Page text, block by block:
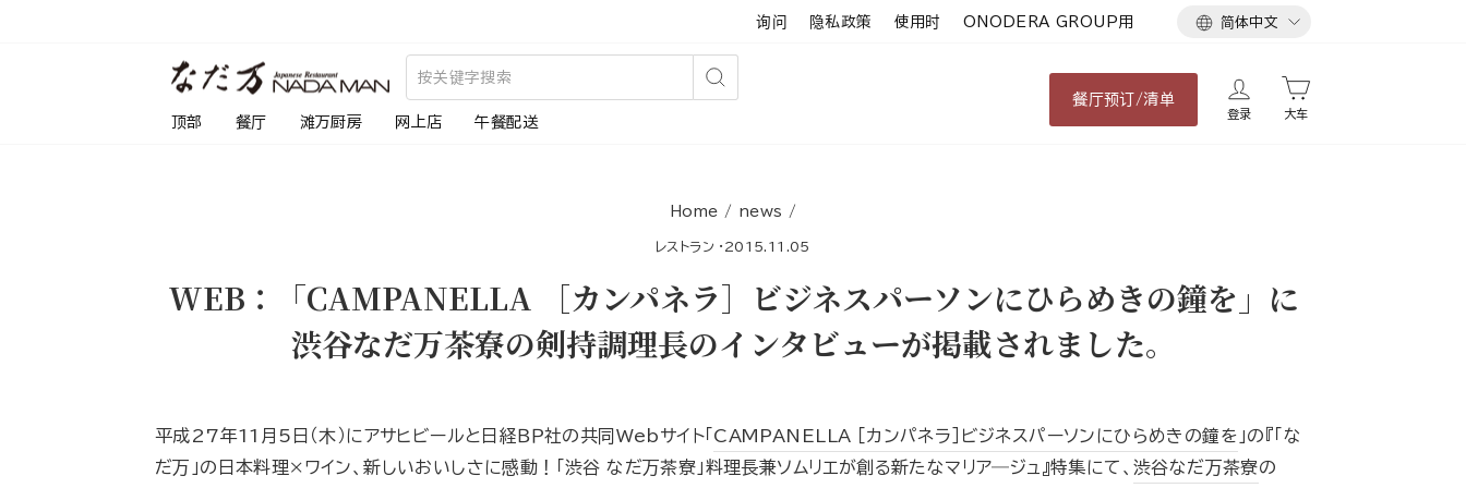
询问 隐私政策 使用时 ONODERA GROUP用
语
简体中文
搜
顶部 餐厅 滩万厨房 网上店 午餐配送
餐厅预订/清单
登录 大车
Home / news /
レストラン · 2015.11.05
WEB：「CAMPANELLA ［カンパネラ］ビジネスパーソンにひらめきの鐘を」に
渋谷なだ万茶寮の剣持調理長のインタビューが掲載されました。
平成27年11月5日（木）にアサヒビールと日経ＢＰ社の共同Webサイト「 CAMPANELLA ［カンパネラ］ビジネスパーソンにひらめきの鐘を 」の『「な
だ万」の日本料理×ワイン、新しいおいしさに感動！「渋谷 なだ万茶寮」料理長兼ソムリエが創る新たなマリア―ジュ』特集にて、渋谷なだ万茶寮の